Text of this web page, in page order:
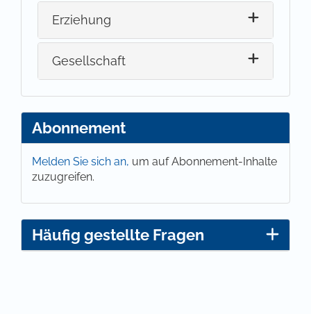
Erziehung
Gesellschaft
Abonnement
Melden Sie sich an, um auf Abonnement-Inhalte
zuzugreifen.
Häufig gestellte Fragen